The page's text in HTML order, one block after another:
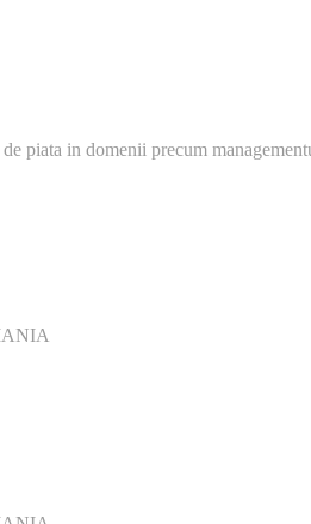
in domenii precum